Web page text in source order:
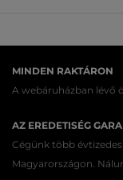
MINDEN RAKTÁRON
A webáruházban lévő
AZ EREDETISÉG
Cégünk több
Magyarországon.